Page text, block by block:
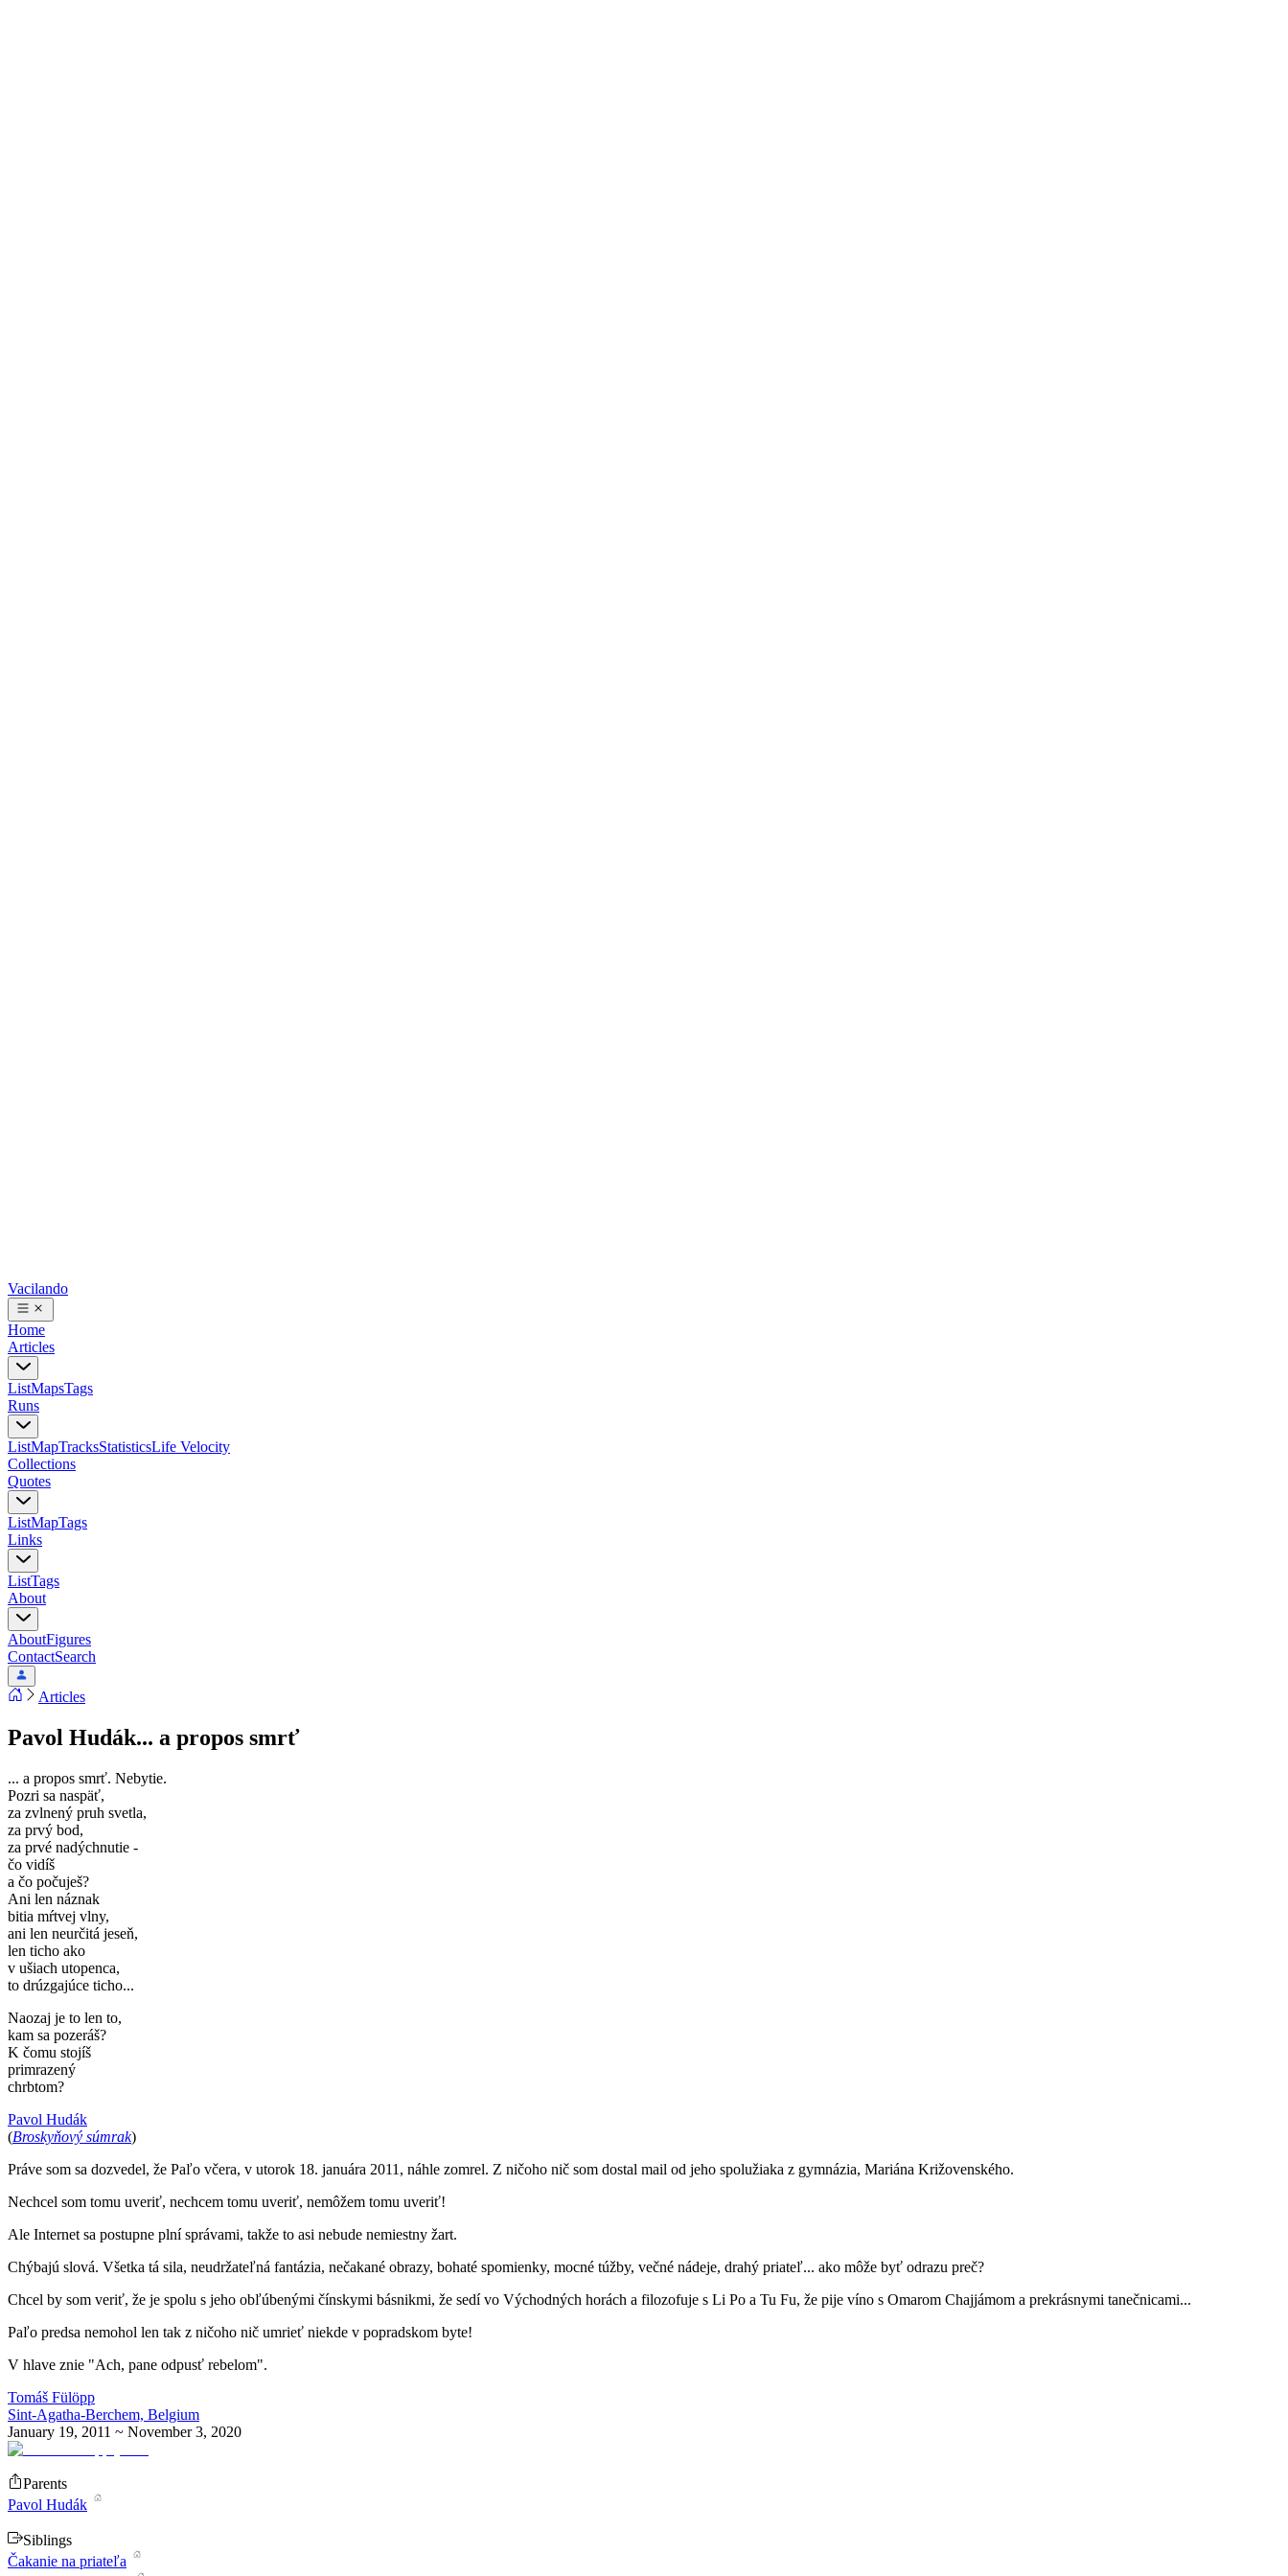
Vacilando
Home
Articles
ListMapsTags
Runs
ListMapTracksStatisticsLife Velocity
Collections
Quotes
ListMapTags
Links
ListTags
About
AboutFigures
ContactSearch
Articles
Pavol Hudák... a propos smrť
... a propos smrť. Nebytie.
Pozri sa naspäť,
za zvlnený pruh svetla,
za prvý bod,
za prvé nadýchnutie -
čo vidíš
a čo počuješ?
Ani len náznak
bitia mŕtvej vlny,
ani len neurčitá jeseň,
len ticho ako
v ušiach utopenca,
to drúzgajúce ticho...
Naozaj je to len to,
kam sa pozeráš?
K čomu stojíš
primrazený
chrbtom?
Pavol Hudák
(Broskyňový súmrak)
Práve som sa dozvedel, že Paľo včera, v utorok 18. januára 2011, náhle zomrel. Z ničoho nič som dostal mail od jeho spolužiaka z gymnázia, Mariána Križovenského.
Nechcel som tomu uveriť, nechcem tomu uveriť, nemôžem tomu uveriť!
Ale Internet sa postupne plní správami, takže to asi nebude nemiestny žart.
Chýbajú slová. Všetka tá sila, neudržateľná fantázia, nečakané obrazy, bohaté spomienky, mocné túžby, večné nádeje, drahý priateľ... ako môže byť odrazu preč?
Chcel by som veriť, že je spolu s jeho obľúbenými čínskymi básnikmi, že sedí vo Východných horách a filozofuje s Li Po a Tu Fu, že pije víno s Omarom Chajjámom a prekrásnymi tanečnicami...
Paľo predsa nemohol len tak z ničoho nič umrieť niekde v popradskom byte!
V hlave znie "Ach, pane odpusť rebelom".
Tomáš Fülöpp
Sint-Agatha-Berchem, Belgium
January 19, 2011 ~ November 3, 2020
Parents
Pavol Hudák
Siblings
Čakanie na priateľa